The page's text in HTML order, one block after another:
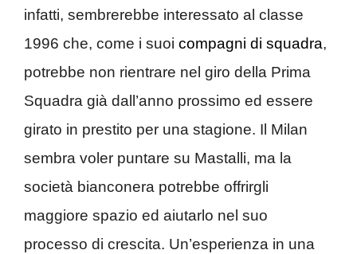
infatti, sembrerebbe interessato al classe
1996 che, come i suoi compagni di squadra,
potrebbe non rientrare nel giro della Prima
Squadra già dall’anno prossimo ed essere
girato in prestito per una stagione. Il Milan
sembra voler puntare su Mastalli, ma la
società bianconera potrebbe offrirgli
maggiore spazio ed aiutarlo nel suo
processo di crescita. Un’esperienza in una